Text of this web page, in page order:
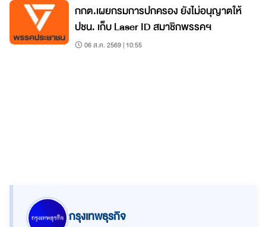
กกต.เผยกรมการปกครอง ยังไม่อนุญาตให้
ปชน. เก็บ Laser ID สมาชิกพรรคฯ
06 ส.ค. 2569 | 10:55
กรุงเทพธุรกิจ